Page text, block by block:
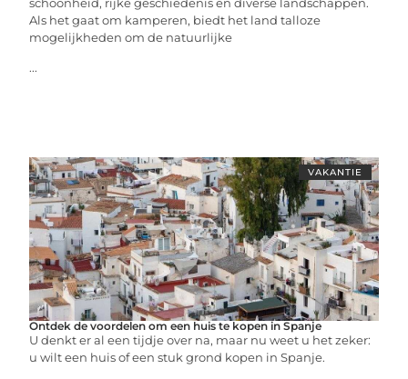
Als het gaat om kamperen, biedt het land talloze
mogelijkheden om de natuurlijke
...
VAKANTIE
Ontdek de voordelen om een huis te kopen in Spanje
U denkt er al een tijdje over na, maar nu weet u het zeker:
u wilt een huis of een stuk grond kopen in Spanje.